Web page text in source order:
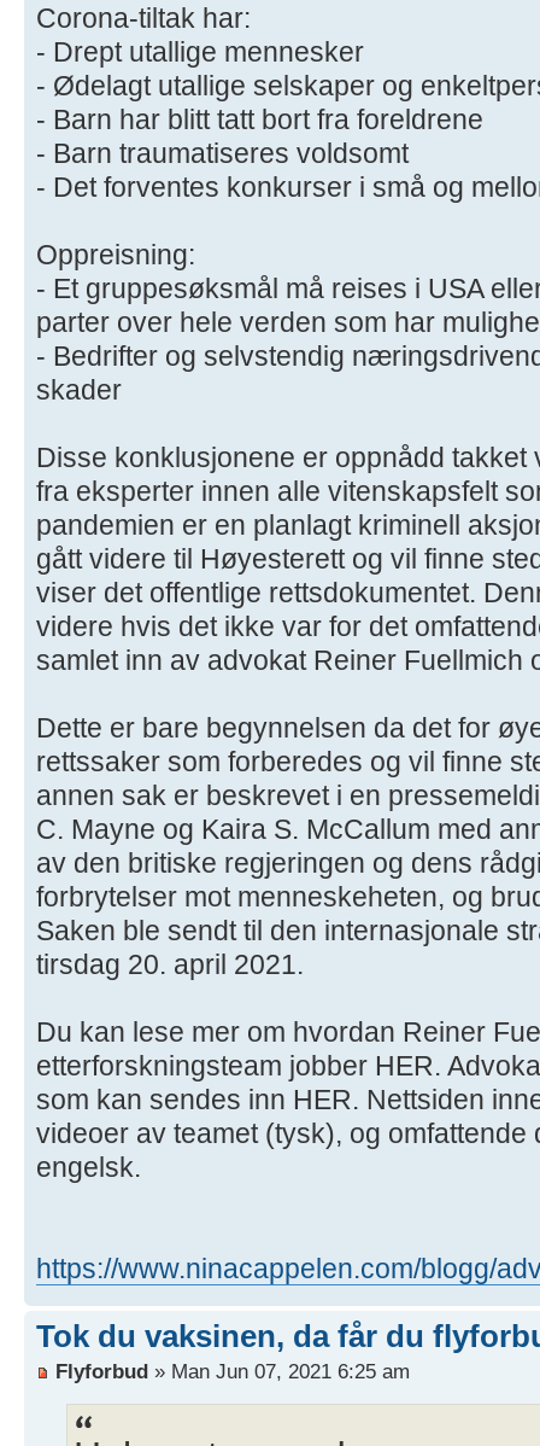
Corona-tiltak har:
- Drept utallige mennesker
- Ødelagt utallige selskaper og
- Barn har blitt tatt bort fra foreldrene
- Barn traumatiseres voldsomt
- Det forventes konkurser i små og
Oppreisning:
- Et gruppesøksmål må reises i USA
parter over hele verden som har
- Bedrifter og selvstendig
skader
​Disse konklusjonene er oppnådd
fra eksperter innen alle vitenskapsfelt
pandemien er en planlagt kriminell
gått videre til Høyesterett og vil finne
viser det offentlige rettsdokumentet.
videre hvis det ikke var for det
samlet inn av advokat Reiner Fuellmich
​Dette er bare begynnelsen da det for
rettssaker som forberedes og vil finne
annen sak er beskrevet i en
C. Mayne og Kaira S. McCallum med
av den britiske regjeringen og dens
forbrytelser mot menneskeheten, og
Saken ble sendt til den internasjonale
tirsdag 20. april 2021.
Du kan lese mer om hvordan Reiner
etterforskningsteam jobber HER.
som kan sendes inn HER. Nettsiden
videoer av teamet (tysk), og
engelsk.
https://www.ninacappelen.com/blogg/
Tok du vaksinen, da får du
Flyforbud » Man Jun 07, 2021 6:25 am